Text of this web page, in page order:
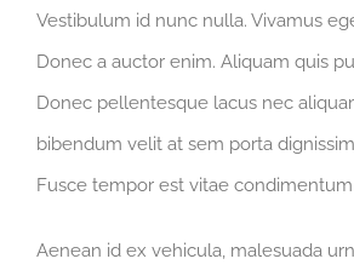
Vestibulum id nunc nulla. Vivamus
Donec a auctor enim. Aliquam quis
Donec pellentesque lacus nec
bibendum velit at sem porta
Fusce tempor est vitae
Aenean id ex vehicula, malesuada